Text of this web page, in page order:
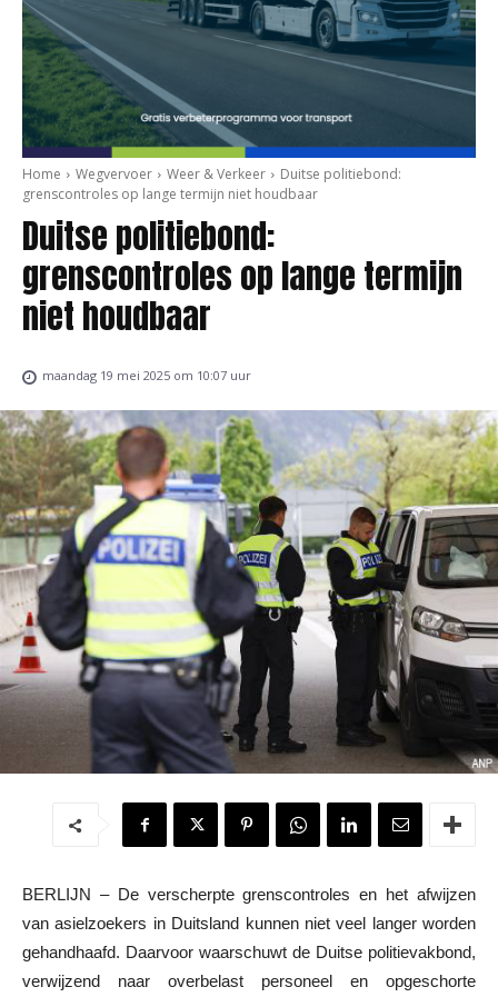
Home Wegvervoer Weer & Verkeer
Duitse politiebond:
grenscontroles op lange termijn niet houdbaar
Duitse politiebond:
grenscontroles op lange termijn
niet houdbaar
maandag 19 mei 2025 om 10:07 uur
BERLIJN – De verscherpte grenscontroles en het afwijzen
van asielzoekers in Duitsland kunnen niet veel langer worden
gehandhaafd. Daarvoor waarschuwt de Duitse politievakbond,
verwijzend naar overbelast personeel en opgeschorte